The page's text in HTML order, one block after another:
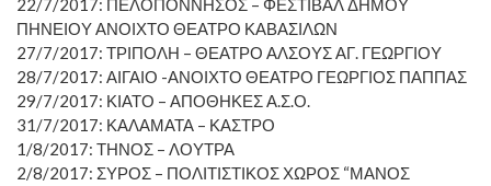
22/7/2017: ΠΕΛΟΠΟΝΝΗΣΟΣ – ΦΕΣΤΙΒΑΛ ΔΗΜΟΥ
ΠΗΝΕΙΟΥ ΑΝΟΙΧΤΟ ΘΕΑΤΡΟ ΚΑΒΑΣΙΛΩΝ
27/7/2017: ΤΡΙΠΟΛΗ – ΘΕΑΤΡΟ ΑΛΣΟΥΣ ΑΓ. ΓΕΩΡΓΙΟΥ
28/7/2017: ΑΙΓΑΙΟ -ΑΝΟΙΧΤΟ ΘΕΑΤΡΟ ΓΕΩΡΓΙΟΣ ΠΑΠΠΑΣ
29/7/2017: ΚΙΑΤΟ – ΑΠΟΘΗΚΕΣ Α.Σ.Ο.
31/7/2017: ΚΑΛΑΜΑΤΑ – ΚΑΣΤΡΟ
1/8/2017: ΤΗΝΟΣ – ΛΟΥΤΡΑ
2/8/2017: ΣΥΡΟΣ – ΠΟΛΙΤΙΣΤΙΚΟΣ ΧΩΡΟΣ “ΜΑΝΟΣ